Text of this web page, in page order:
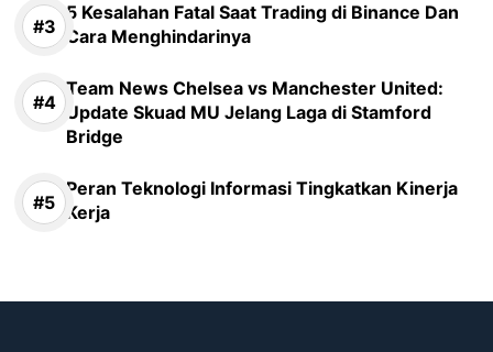
5 Kesalahan Fatal Saat Trading di Binance Dan
Cara Menghindarinya
Team News Chelsea vs Manchester United:
Update Skuad MU Jelang Laga di Stamford
Bridge
Peran Teknologi Informasi Tingkatkan Kinerja
Kerja